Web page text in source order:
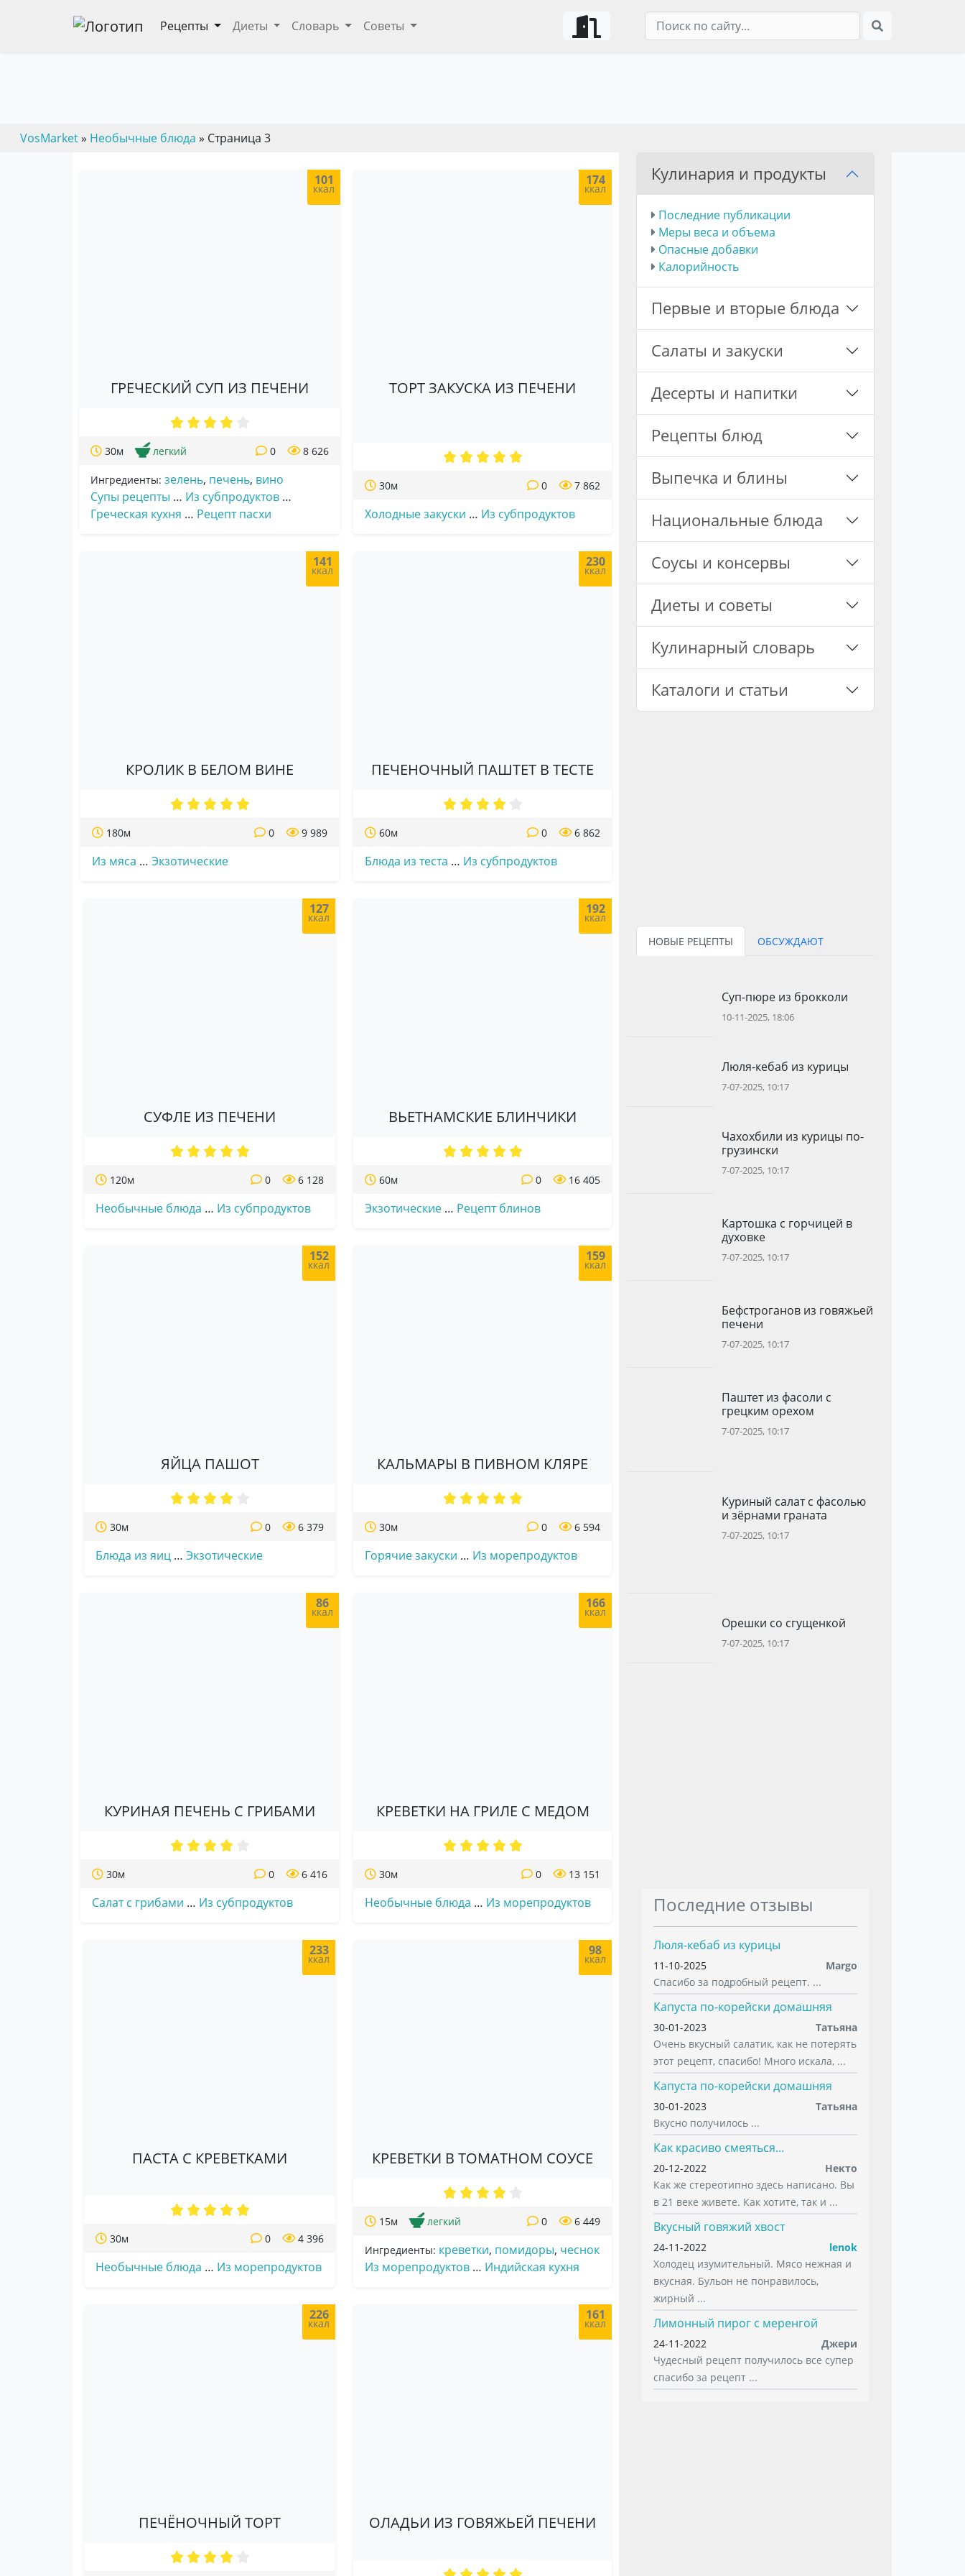
Рецепты Диеты Словарь Советы
VosMarket» Необычные блюда » Страница 3
101
ккал
ГРЕЧЕСКИЙ СУП ИЗ ПЕЧЕНИ
30м легкий 8 626
0
Ингредиенты: зелень, печень, вино
Супы рецепты … Из субпродуктов …
Греческая кухня … Рецепт пасхи
174
ккал
ТОРТ ЗАКУСКА ИЗ ПЕЧЕНИ
30м 7 862
0
Холодные закуски … Из субпродуктов
141
ккал
КРОЛИК В БЕЛОМ ВИНЕ
180м 9 989
0
Из мяса … Экзотические
230
ккал
ПЕЧЕНОЧНЫЙ ПАШТЕТ В ТЕСТЕ
60м 6 862
0
Блюда из теста … Из субпродуктов
127
ккал
СУФЛЕ ИЗ ПЕЧЕНИ
120м 6 128
0
Необычные блюда … Из субпродуктов
192
ккал
ВЬЕТНАМСКИЕ БЛИНЧИКИ
60м 16 405
0
Экзотические … Рецепт блинов
152
ккал
ЯЙЦА ПАШОТ
30м 6 379
0
Блюда из яиц … Экзотические
159
ккал
КАЛЬМАРЫ В ПИВНОМ КЛЯРЕ
30м 6 594
0
Горячие закуски … Из морепродуктов
86
ккал
КУРИНАЯ ПЕЧЕНЬ С ГРИБАМИ
30м 6 416
0
Салат с грибами … Из субпродуктов
166
ккал
КРЕВЕТКИ НА ГРИЛЕ С МЕДОМ
30м 13 151
0
Необычные блюда … Из морепродуктов
233
ккал
ПАСТА С КРЕВЕТКАМИ
30м 4 396
0
Необычные блюда … Из морепродуктов
98
ккал
КРЕВЕТКИ В ТОМАТНОМ СОУСЕ
15м легкий 6 449
0
Ингредиенты: креветки, помидоры, чеснок
Из морепродуктов … Индийская кухня
226
ккал
ПЕЧЁНОЧНЫЙ ТОРТ
161
ккал
ОЛАДЬИ ИЗ ГОВЯЖЬЕЙ ПЕЧЕНИ
Кулинария и продукты
Последние публикации
Меры веса и объема
Опасные добавки
Калорийность
Первые и вторые блюда
Салаты и закуски
Десерты и напитки
Рецепты блюд
Выпечка и блины
Национальные блюда
Соусы и консервы
Диеты и советы
Кулинарный словарь
Каталоги и статьи
НОВЫЕ РЕЦЕПТЫ ОБСУЖДАЮТ
Суп-пюре из брокколи
10-11-2025, 18:06
Люля-кебаб из курицы
7-07-2025, 10:17
Чахохбили из курицы по-
грузински
7-07-2025, 10:17
Картошка с горчицей в
духовке
7-07-2025, 10:17
Бефстроганов из говяжьей
печени
7-07-2025, 10:17
Паштет из фасоли с
грецким орехом
7-07-2025, 10:17
Куриный салат с фасолью
и зёрнами граната
7-07-2025, 10:17
Орешки со сгущенкой
7-07-2025, 10:17
Последние отзывы
Люля-кебаб из курицы
11-10-2025
Margo
Спасибо за подробный рецепт. ...
Капуста по-корейски домашняя
30-01-2023
Татьяна
Очень вкусный салатик, как не потерять
этот рецепт, спасибо! Много искала, ...
Капуста по-корейски домашняя
30-01-2023
Татьяна
Вкусно получилось ...
Как красиво смеяться...
20-12-2022
Некто
Как же стереотипно здесь написано. Вы
в 21 веке живете. Как хотите, так и ...
Вкусный говяжий хвост
24-11-2022
lenok
Холодец изумительный. Мясо нежная и
вкусная. Бульон не понравилось,
жирный ...
Лимонный пирог с меренгой
24-11-2022
Джери
Чудесный рецепт получилось все супер
спасибо за рецепт ...